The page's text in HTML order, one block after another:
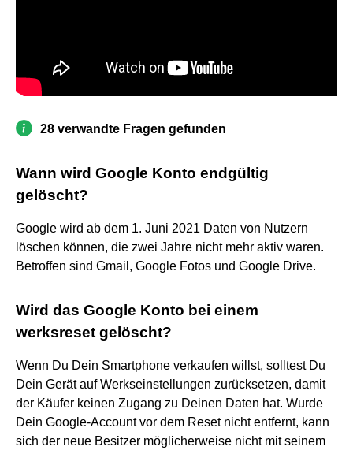
28 verwandte Fragen gefunden
Wann wird Google Konto endgültig
gelöscht?
Google wird ab dem 1. Juni 2021 Daten von Nutzern
löschen können, die zwei Jahre nicht mehr aktiv waren.
Betroffen sind Gmail, Google Fotos und Google Drive.
Wird das Google Konto bei einem
werksreset gelöscht?
Wenn Du Dein Smartphone verkaufen willst, solltest Du
Dein Gerät auf Werkseinstellungen zurücksetzen, damit
der Käufer keinen Zugang zu Deinen Daten hat. Wurde
Dein Google-Account vor dem Reset nicht entfernt, kann
sich der neue Besitzer möglicherweise nicht mit seinem